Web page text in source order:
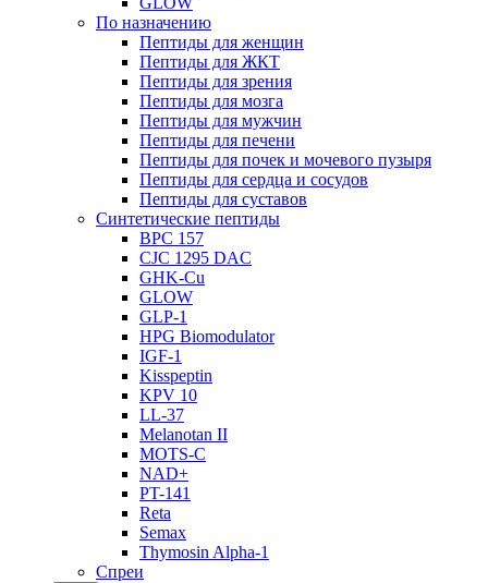
По назначению
Пептиды для женщин
Пептиды для ЖКТ
Пептиды для зрения
Пептиды для мозга
Пептиды для мужчин
Пептиды для печени
Пептиды для почек и мочевого пузыря
Пептиды для сердца и сосудов
Пептиды для суставов
Синтетические пептиды
BPC 157
CJC 1295 DAC
GHK-Cu
GLOW
GLP-1
HPG Biomodulator
IGF-1
Kisspeptin
KPV 10
LL-37
Melanotan II
MOTS-C
NAD+
PT-141
Reta
Semax
Thymosin Alpha-1
Спреи